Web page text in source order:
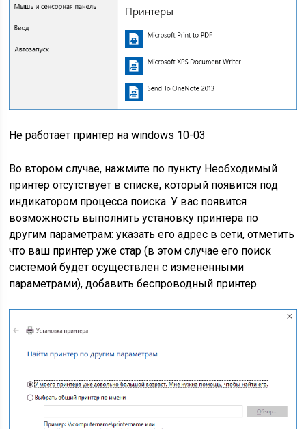
Не работает принтер на windows 10-03
Во втором случае, нажмите по пункту Необходимый
принтер отсутствует в списке, который появится под
индикатором процесса поиска. У вас появится
возможность выполнить установку принтера по
другим параметрам: указать его адрес в сети, отметить
что ваш принтер уже стар (в этом случае его поиск
системой будет осуществлен с измененными
параметрами), добавить беспроводный принтер.